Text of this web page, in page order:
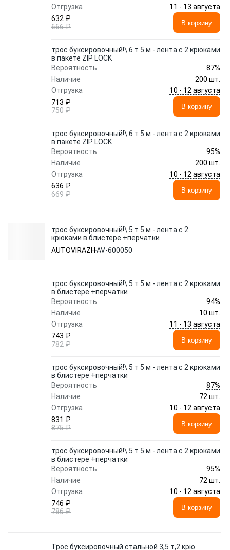
Отгрузка
11 - 13 августа
632 ₽
666 ₽
В корзину
трос буксировочный!\ 6 т 5 м - лента с 2 крюками
в пакете ZIP LOCK
Вероятность
87%
Наличие
200 шт.
Отгрузка
10 - 12 августа
713 ₽
750 ₽
В корзину
трос буксировочный!\ 6 т 5 м - лента с 2 крюками
в пакете ZIP LOCK
Вероятность
95%
Наличие
200 шт.
Отгрузка
10 - 12 августа
636 ₽
669 ₽
В корзину
трос буксировочный!\ 5 т 5 м - лента с 2
крюками в блистере +перчатки
AUTOVIRAZH AV-600050
трос буксировочный!\ 5 т 5 м - лента с 2 крюками
в блистере +перчатки
Вероятность
94%
Наличие
10 шт.
Отгрузка
11 - 13 августа
743 ₽
782 ₽
В корзину
трос буксировочный!\ 5 т 5 м - лента с 2 крюками
в блистере +перчатки
Вероятность
87%
Наличие
72 шт.
Отгрузка
10 - 12 августа
831 ₽
875 ₽
В корзину
трос буксировочный!\ 5 т 5 м - лента с 2 крюками
в блистере +перчатки
Вероятность
95%
Наличие
72 шт.
Отгрузка
10 - 12 августа
746 ₽
786 ₽
В корзину
Трос буксировочный стальной 3,5 т,2 крю